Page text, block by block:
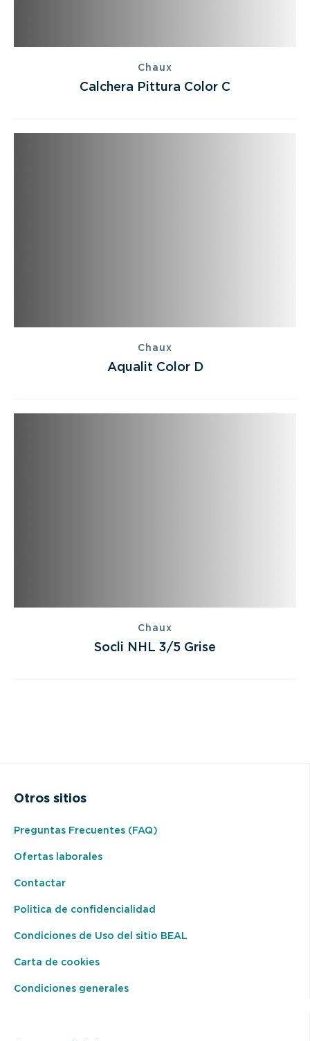
Chaux
Calchera Pittura Color C
Chaux
Aqualit Color D
Chaux
Socli NHL 3/5 Grise
Otros sitios
Preguntas Frecuentes (FAQ)
Ofertas laborales
Contactar
Politica de confidencialidad
Condiciones de Uso del sitio BEAL
Carta de cookies
Condiciones generales